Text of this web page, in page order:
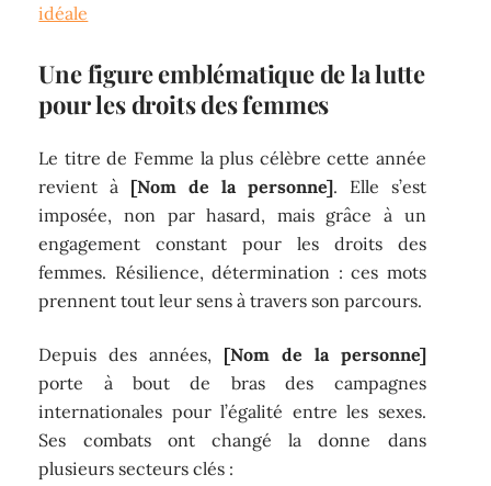
idéale
Une figure emblématique de la lutte
pour les droits des femmes
Le titre de Femme la plus célèbre cette année
revient à [Nom de la personne]. Elle s’est
imposée, non par hasard, mais grâce à un
engagement constant pour les droits des
femmes. Résilience, détermination : ces mots
prennent tout leur sens à travers son parcours.
Depuis des années, [Nom de la personne]
porte à bout de bras des campagnes
internationales pour l’égalité entre les sexes.
Ses combats ont changé la donne dans
plusieurs secteurs clés :